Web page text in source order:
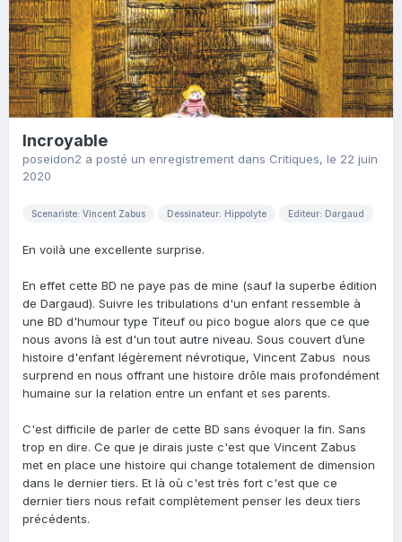
Incroyable
poseidon2 a posté un enregistrement dans Critiques, le 22 juin
2020
Scenariste: Vincent Zabus Dessinateur: Hippolyte Editeur: Dargaud
En voilà une excellente surprise.
En effet cette BD ne paye pas de mine (sauf la superbe édition
de Dargaud). Suivre les tribulations d'un enfant ressemble à
une BD d'humour type Titeuf ou pico bogue alors que ce que
nous avons là est d'un tout autre niveau. Sous couvert d’une
histoire d'enfant légèrement névrotique, Vincent Zabus nous
surprend en nous offrant une histoire drôle mais profondément
humaine sur la relation entre un enfant et ses parents.
C'est difficile de parler de cette BD sans évoquer la fin. Sans
trop en dire. Ce que je dirais juste c'est que Vincent Zabus
met en place une histoire qui change totalement de dimension
dans le dernier tiers. Et là où c'est très fort c'est que ce
dernier tiers nous refait complètement penser les deux tiers
précédents.